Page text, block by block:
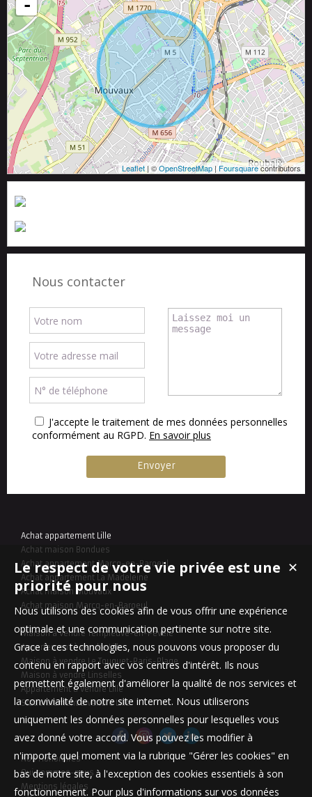
-
Leaflet| ©OpenStreetMap | Foursquarecontributors
Nous contacter
J'accepte le traitement de mes données personnelles
conformément au RGPD. En savoir plus
Achat appartement Lille
Achat maison Bondues
Achat appartement Marcq-en-Baroeul
Achat appartement La Madeleine
Achat maison Mouvaux
Achat maison Marcq-en-Baroeul
Maison à vendre Templeuve-en-Pévèle
Appartement à vendre Lille
Maison à vendre Le Touquet-Paris-Plage
Maison à vendre Linselles
Appartement à vendre Lille
Stationnement à vendre Lille
Nos Honoraires
Qui sommes-nous
Mentions légales
✕
Le respect de votre vie privée est une
priorité pour nous
Nous utilisons des cookies afin de vous offrir une expérience
optimale et une communication pertinente sur notre site.
Grace à ces technologies, nous pouvons vous proposer du
contenu en rapport avec vos centres d'intérêt. Ils nous
permettent également d'améliorer la qualité de nos services et
la convivialité de notre site internet. Nous utiliserons
uniquement les données personnelles pour lesquelles vous
avez donné votre accord. Vous pouvez les modifier à
n'importe quel moment via la rubrique "Gérer les cookies" en
bas de notre site, à l'exception des cookies essentiels à son
fonctionnement. Pour plus d'informations sur vos données